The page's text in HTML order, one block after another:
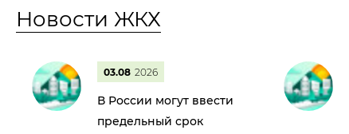
Новости ЖКХ
03.08 2026
В России могут ввести
предельный срок